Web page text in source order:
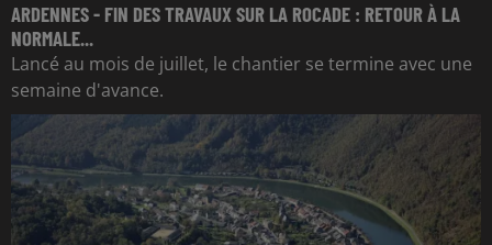
ARDENNES - FIN DES TRAVAUX SUR LA ROCADE : RETOUR À LA
NORMALE...
Lancé au mois de juillet, le chantier se termine avec une
semaine d'avance.